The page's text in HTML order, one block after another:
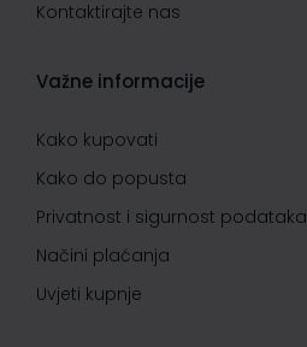
Kontaktirajte nas
Važne informacije
Kako kupovati
Kako do popusta
Privatnost i sigurnost podataka
Načini plaćanja
Uvjeti kupnje